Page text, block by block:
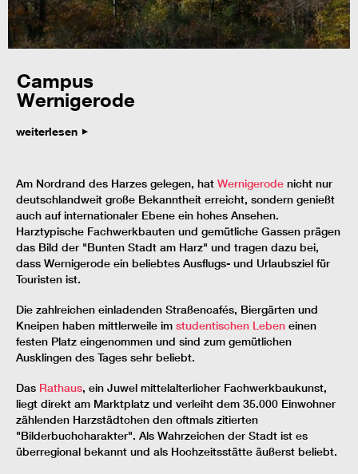
Campus
Wernigerode
weiterlesen
Am Nordrand des Harzes gelegen, hat Wernigerode nicht nur
deutschlandweit große Bekanntheit erreicht, sondern genießt
auch auf internationaler Ebene ein hohes Ansehen.
Harztypische Fachwerkbauten und gemütliche Gassen prägen
das Bild der "Bunten Stadt am Harz" und tragen dazu bei,
dass Wernigerode ein beliebtes Ausflugs- und Urlaubsziel für
Touristen ist.
Die zahlreichen einladenden Straßencafés, Biergärten und
Kneipen haben mittlerweile im studentischen Leben einen
festen Platz eingenommen und sind zum gemütlichen
Ausklingen des Tages sehr beliebt.
Das Rathaus, ein Juwel mittelalterlicher Fachwerkbaukunst,
liegt direkt am Marktplatz und verleiht dem 35.000 Einwohner
zählenden Harzstädtchen den oftmals zitierten
"Bilderbuchcharakter". Als Wahrzeichen der Stadt ist es
überregional bekannt und als Hochzeitsstätte äußerst beliebt.